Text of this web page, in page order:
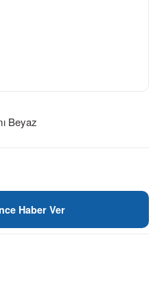
Beyaz
Haber Ver